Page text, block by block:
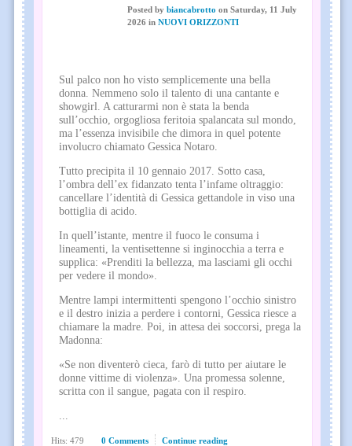
Posted by biancabrotto on Saturday, 11 July
2026 in NUOVI ORIZZONTI
Sul palco non ho visto semplicemente una bella
donna. Nemmeno solo il talento di una cantante e
showgirl. A catturarmi non è stata la benda
sull’occhio, orgogliosa feritoia spalancata sul mondo,
ma l’essenza invisibile che dimora in quel potente
involucro chiamato Gessica Notaro.
Tutto precipita il 10 gennaio 2017. Sotto casa,
l’ombra dell’ex fidanzato tenta l’infame oltraggio:
cancellare l’identità di Gessica gettandole in viso una
bottiglia di acido.
In quell’istante, mentre il fuoco le consuma i
lineamenti, la ventisettenne si inginocchia a terra e
supplica: «Prenditi la bellezza, ma lasciami gli occhi
per vedere il mondo».
Mentre lampi intermittenti spengono l’occhio sinistro
e il destro inizia a perdere i contorni, Gessica riesce a
chiamare la madre. Poi, in attesa dei soccorsi, prega la
Madonna:
«Se non diventerò cieca, farò di tutto per aiutare le
donne vittime di violenza». Una promessa solenne,
scritta con il sangue, pagata con il respiro.
...
0 Comments Continue reading
Hits: 479